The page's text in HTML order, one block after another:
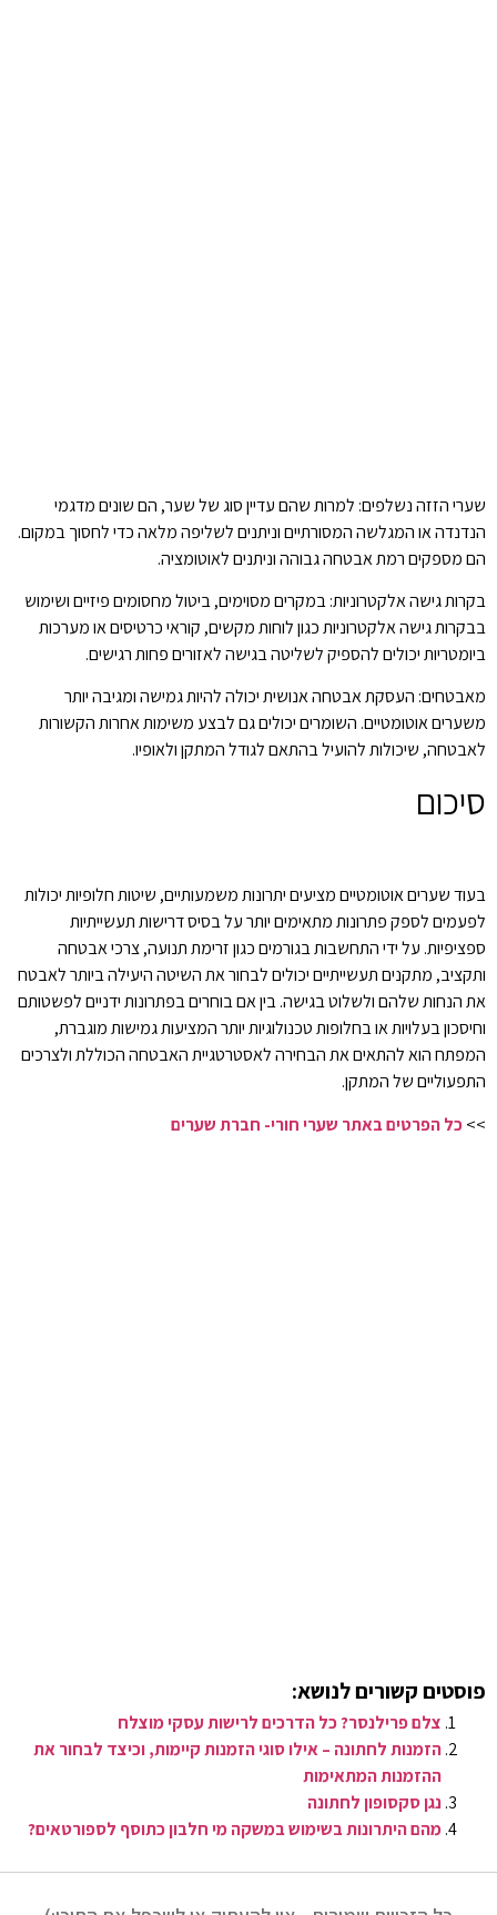
שערי הזזה נשלפים: למרות שהם עדיין סוג של שער, הם שונים מדגמי
הנדנדה או המגלשה המסורתיים וניתנים לשליפה מלאה כדי לחסוך במקום.
הם מספקים רמת אבטחה גבוהה וניתנים לאוטומציה.
בקרות גישה אלקטרוניות: במקרים מסוימים, ביטול מחסומים פיזיים ושימוש
בבקרות גישה אלקטרוניות כגון לוחות מקשים, קוראי כרטיסים או מערכות
ביומטריות יכולים להספיק לשליטה בגישה לאזורים פחות רגישים.
מאבטחים: העסקת אבטחה אנושית יכולה להיות גמישה ומגיבה יותר
משערים אוטומטיים. השומרים יכולים גם לבצע משימות אחרות הקשורות
לאבטחה, שיכולות להועיל בהתאם לגודל המתקן ולאופיו.
סיכום
בעוד שערים אוטומטיים מציעים יתרונות משמעותיים, שיטות חלופיות יכולות
לפעמים לספק פתרונות מתאימים יותר על בסיס דרישות תעשייתיות
ספציפיות. על ידי התחשבות בגורמים כגון זרימת תנועה, צרכי אבטחה
ותקציב, מתקנים תעשייתיים יכולים לבחור את השיטה היעילה ביותר לאבטח
את הנחות שלהם ולשלוט בגישה. בין אם בוחרים בפתרונות ידניים לפשטותם
וחיסכון בעלויות או בחלופות טכנולוגיות יותר המציעות גמישות מוגברת,
המפתח הוא להתאים את הבחירה לאסטרטגיית האבטחה הכוללת ולצרכים
התפעוליים של המתקן.
>>כל הפרטים באתר שערי חורי- חברת שערים
פוסטים קשורים לנושא:
צלם פרילנסר? כל הדרכים לרישות עסקי מוצלח
הזמנות לחתונה – אילו סוגי הזמנות קיימות, וכיצד לבחור את
ההזמנות המתאימות
נגן סקסופון לחתונה
מהם היתרונות בשימוש במשקה מי חלבון כתוסף לספורטאים?